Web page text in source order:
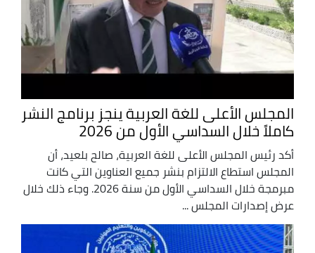
المجلس الأعلى للغة العربية ينجز برنامج النشر
كاملاً خلال السداسي الأول من 2026
أكد رئيس المجلس الأعلى للغة العربية، صالح بلعيد، أن
المجلس استطاع الالتزام بنشر جميع العناوين التي كانت
مبرمجة خلال السداسي الأول من سنة 2026. وجاء ذلك خلال
عرض إصدارات المجلس ...